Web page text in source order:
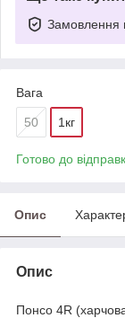
Замовлення
Вага
50 1кг
Готово до
Опис
Опис
Понсо 4R